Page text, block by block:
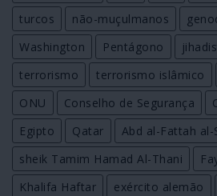
turcos
não-muçulmanos
Washington
Pentágono
terrorismo
terrorismo islâmico
ONU
Conselho de Segurança
Egipto
Qatar
Abd al-Fattah al-
sheik Tamim Hamad Al-Thani
Khalifa Haftar
exército alemão